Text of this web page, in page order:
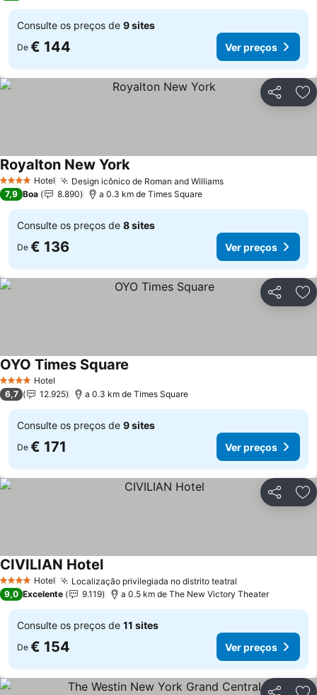
Consulte os preços de 9 sites
De € 144 Ver preços
Partilhar
4 EstrelasHotel Design icônico de Roman and Williams
Royalton New York
7,9 Boa 8.890 a 0.3 km de Times Square
Consulte os preços de 8 sites
De € 136 Ver preços
Partilhar
4 EstrelasHotel
OYO Times Square
6,7 12.925 a 0.3 km de Times Square
Consulte os preços de 9 sites
De € 171 Ver preços
Partilhar
4 EstrelasHotel Localização privilegiada no distrito teatral
CIVILIAN Hotel
9,0 Excelente 9.119 a 0.5 km de The New Victory Theater
Consulte os preços de 11 sites
De € 154 Ver preços